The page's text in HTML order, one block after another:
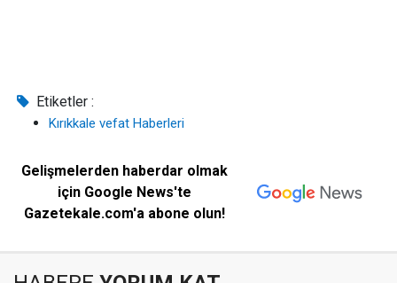
Etiketler :
Kırıkkale vefat Haberleri
Gelişmelerden haberdar olmak
için Google News'te
Gazetekale.com'a abone olun!